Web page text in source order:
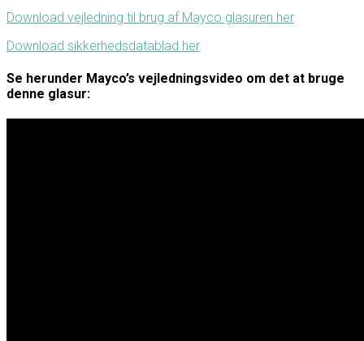
Download vejledning til brug af Mayco glasuren her
Download sikkerhedsdatablad her
Se herunder Mayco’s vejledningsvideo om det at bruge
denne glasur: